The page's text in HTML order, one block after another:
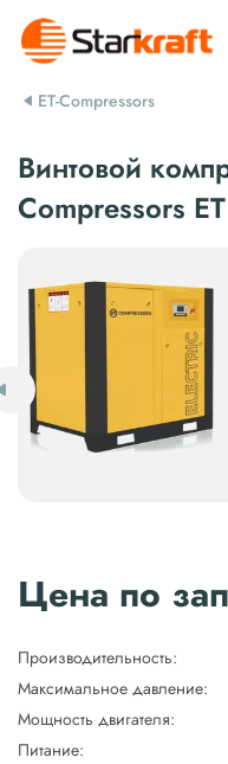
ET-Compressors
Винтовой
Compressors
Цена по
Производительность:
Максимальное давление:
Мощность двигателя:
Питание: